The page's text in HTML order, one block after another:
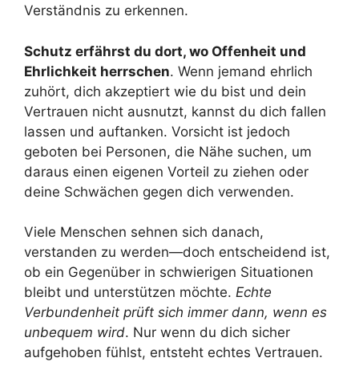
Verständnis zu erkennen.
Schutz erfährst du dort, wo Offenheit und
Ehrlichkeit herrschen. Wenn jemand ehrlich
zuhört, dich akzeptiert wie du bist und dein
Vertrauen nicht ausnutzt, kannst du dich fallen
lassen und auftanken. Vorsicht ist jedoch
geboten bei Personen, die Nähe suchen, um
daraus einen eigenen Vorteil zu ziehen oder
deine Schwächen gegen dich verwenden.
Viele Menschen sehnen sich danach,
verstanden zu werden—doch entscheidend ist,
ob ein Gegenüber in schwierigen Situationen
bleibt und unterstützen möchte. Echte
Verbundenheit prüft sich immer dann, wenn es
unbequem wird. Nur wenn du dich sicher
aufgehoben fühlst, entsteht echtes Vertrauen.